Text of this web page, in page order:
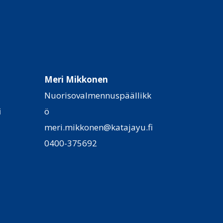
Meri Mikkonen
Nuorisovalmennuspäällikk
ö
meri.mikkonen@katajayu.fi
0400-375692